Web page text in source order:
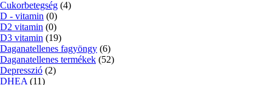
Cukorbetegség (4)
D - vitamin (0)
D2 vitamin (0)
D3 vitamin (19)
Daganatellenes fagyöngy (6)
Daganatellenes termékek (52)
Depresszió (2)
DHEA (11)